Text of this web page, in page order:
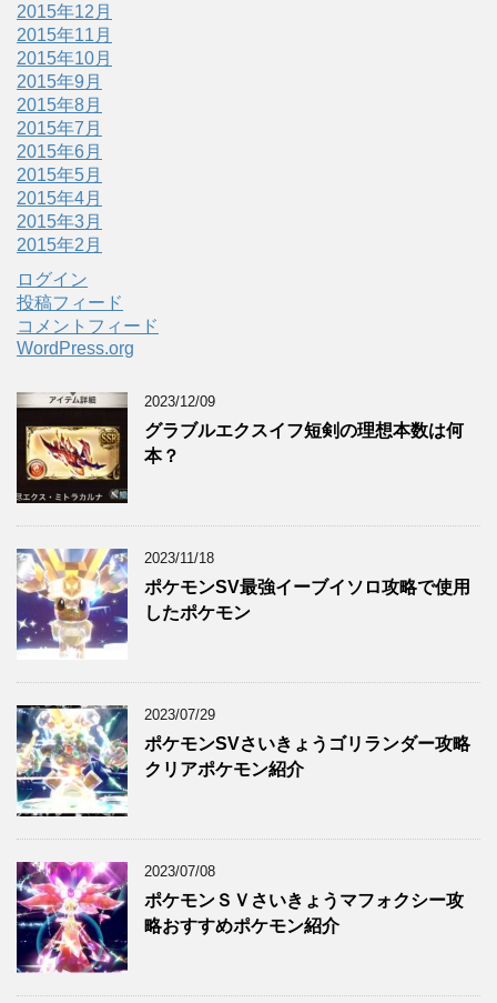
2015年12月
2015年11月
2015年10月
2015年9月
2015年8月
2015年7月
2015年6月
2015年5月
2015年4月
2015年3月
2015年2月
ログイン
投稿フィード
コメントフィード
WordPress.org
2023/12/09
グラブルエクスイフ短剣の理想本数は何
本？
2023/11/18
ポケモンSV最強イーブイソロ攻略で使用
したポケモン
2023/07/29
ポケモンSVさいきょうゴリランダー攻略
クリアポケモン紹介
2023/07/08
ポケモンＳＶさいきょうマフォクシー攻
略おすすめポケモン紹介